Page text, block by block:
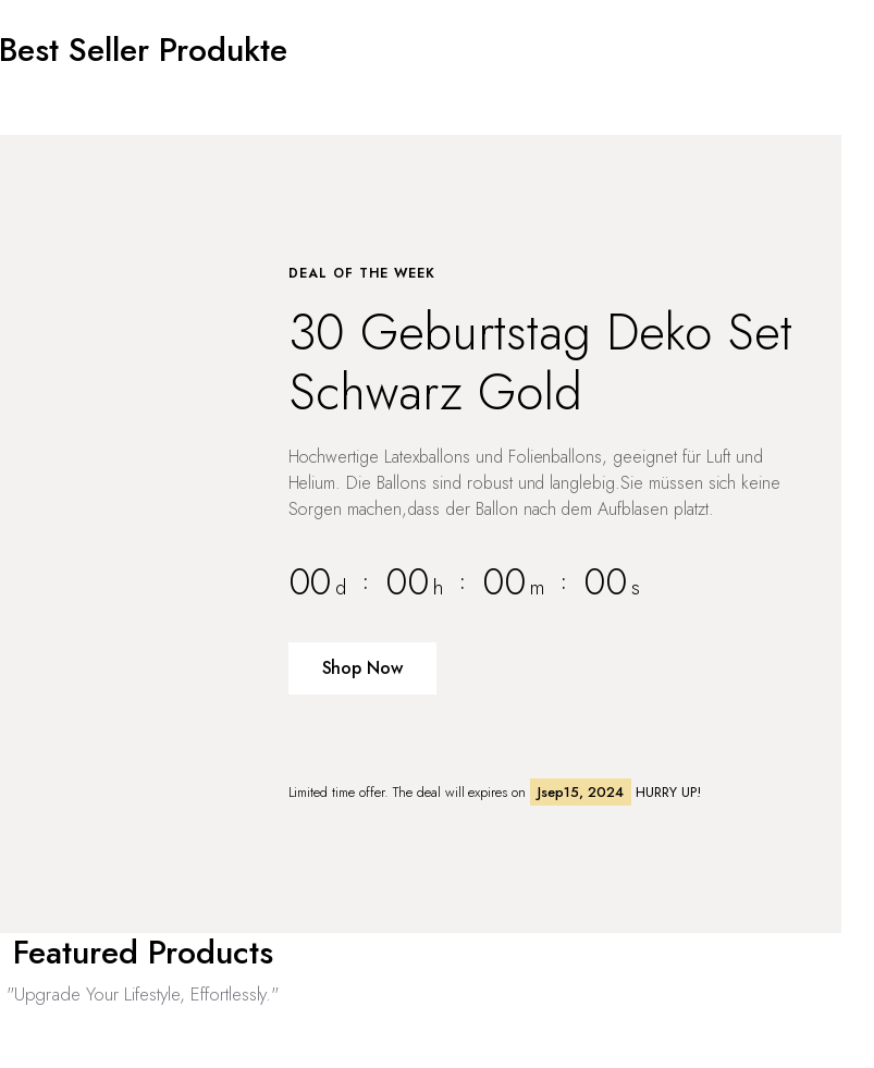
Best Seller Produkte
DEAL OF THE WEEK
30 Geburtstag Deko Set
Schwarz Gold
Hochwertige Latexballons und Folienballons, geeignet für Luft und
Helium. Die Ballons sind robust und langlebig.Sie müssen sich keine
Sorgen machen,dass der Ballon nach dem Aufblasen platzt.
00 d : 00 h : 00 m : 00s
Shop Now
Limited time offer. The deal will expires on Jsep15, 2024 HURRY UP!
Featured Products
"Upgrade Your Lifestyle, Effortlessly."